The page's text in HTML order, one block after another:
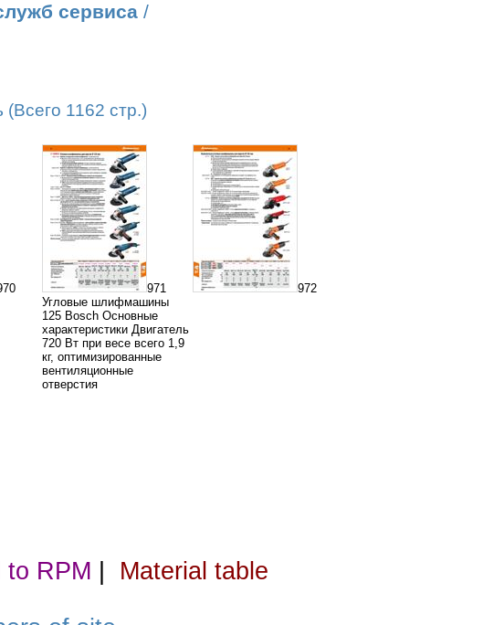
сервиса /
1162 стр.)
971
Угловые шлифмашины
125 Bosch Основные
характеристики Двигатель
720 Вт при весе всего 1,9
кг, оптимизированные
вентиляционные
отверстия
972
to RPM Material table